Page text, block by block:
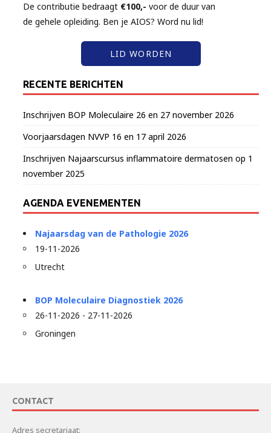
De contributie bedraagt €100,- voor de duur van
de gehele opleiding. Ben je AIOS? Word nu lid!
LID WORDEN
RECENTE BERICHTEN
Inschrijven BOP Moleculaire 26 en 27 november 2026
Voorjaarsdagen NVVP 16 en 17 april 2026
Inschrijven Najaarscursus inflammatoire dermatosen op 1
november 2025
AGENDA EVENEMENTEN
Najaarsdag van de Pathologie 2026
19-11-2026
Utrecht
BOP Moleculaire Diagnostiek 2026
26-11-2026 - 27-11-2026
Groningen
CONTACT
Adres secretariaat: